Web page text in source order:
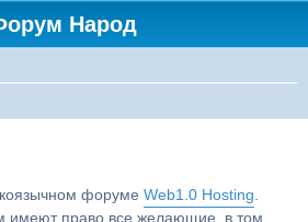
Народ
форуме Web1.0 Hosting.
имеют право все желающие, в том